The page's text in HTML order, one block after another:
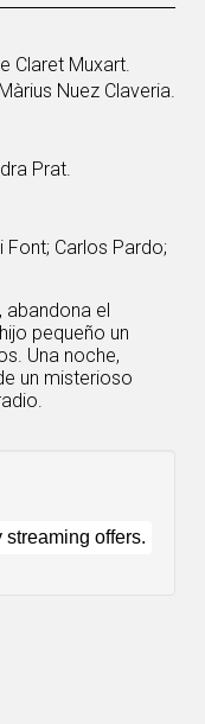
Claret Muxart.
Nuez Claveria.
Prat.
Font; Carlos Pardo;
abandona el
pequeño un
Una noche,
un misterioso